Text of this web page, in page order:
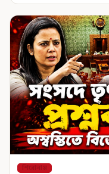
শিরোনাম